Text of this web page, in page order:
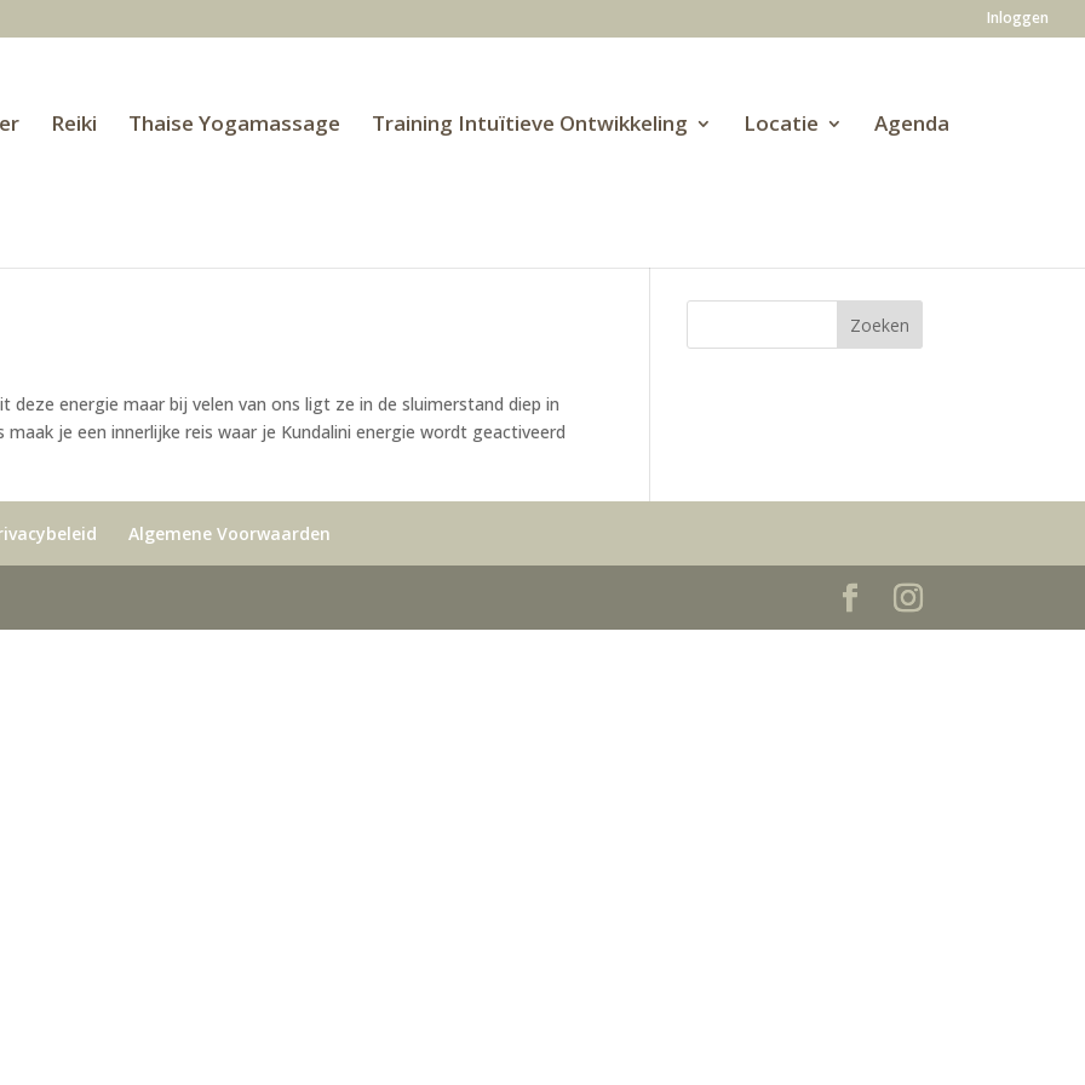
Inloggen
Reiki Thaise Yogamassage Training Intuïtieve Ontwikkeling Locatie Agenda
deze energie maar bij velen van ons ligt ze in de sluimerstand diep in
je een innerlijke reis waar je Kundalini energie wordt geactiveerd
Algemene Voorwaarden